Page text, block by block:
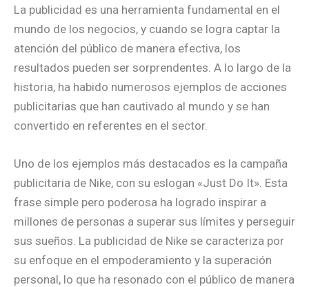
La publicidad es una herramienta fundamental en el
mundo de los negocios, y cuando se logra captar la
atención del público de manera efectiva, los
resultados pueden ser sorprendentes. A lo largo de la
historia, ha habido numerosos ejemplos de acciones
publicitarias que han cautivado al mundo y se han
convertido en referentes en el sector.
Uno de los ejemplos más destacados es la campaña
publicitaria de Nike, con su eslogan «Just Do It». Esta
frase simple pero poderosa ha logrado inspirar a
millones de personas a superar sus límites y perseguir
sus sueños. La publicidad de Nike se caracteriza por
su enfoque en el empoderamiento y la superación
personal, lo que ha resonado con el público de manera